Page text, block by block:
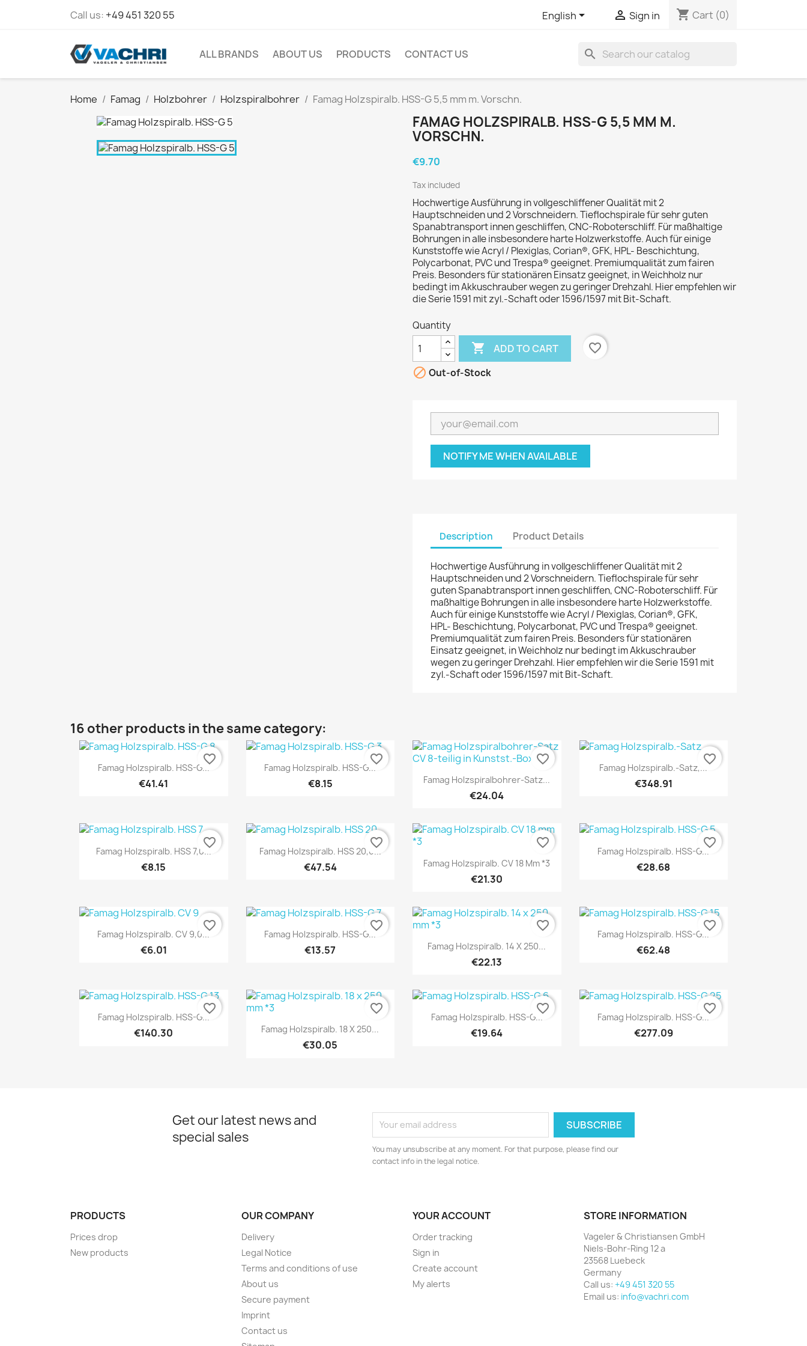
Call us: +49 451 320 55 English  Sign in shopping_cart Cart (0)
ALL BRANDS ABOUT US PRODUCTS CONTACT US search
Home Famag Holzbohrer Holzspiralbohrer Famag Holzspiralb. HSS-G 5,5 mm m. Vorschn.
FAMAG HOLZSPIRALB. HSS-G 5,5 MM M.
VORSCHN.
€9.70
Tax included
Hochwertige Ausführung in vollgeschliffener Qualität mit 2
Hauptschneiden und 2 Vorschneidern. Tieflochspirale für sehr guten
Spanabtransport innen geschliffen, CNC-Roboterschliff. Für maßhaltige
Bohrungen in alle insbesondere harte Holzwerkstoffe. Auch für einige
Kunststoffe wie Acryl / Plexiglas, Corian®, GFK, HPL- Beschichtung,
Polycarbonat, PVC und Trespa® geeignet. Premiumqualität zum fairen
Preis. Besonders für stationären Einsatz geeignet, in Weichholz nur
bedingt im Akkuschrauber wegen zu geringer Drehzahl. Hier empfehlen wir
die Serie 1591 mit zyl.-Schaft oder 1596/1597 mit Bit-Schaft.
Quantity
 ADD TO CART
favorite_border
 Out-of-Stock
NOTIFY ME WHEN AVAILABLE
Description Product Details
Hochwertige Ausführung in vollgeschliffener Qualität mit 2
Hauptschneiden und 2 Vorschneidern. Tieflochspirale für sehr
guten Spanabtransport innen geschliffen, CNC-Roboterschliff. Für
maßhaltige Bohrungen in alle insbesondere harte Holzwerkstoffe.
Auch für einige Kunststoffe wie Acryl / Plexiglas, Corian®, GFK,
HPL- Beschichtung, Polycarbonat, PVC und Trespa® geeignet.
Premiumqualität zum fairen Preis. Besonders für stationären
Einsatz geeignet, in Weichholz nur bedingt im Akkuschrauber
wegen zu geringer Drehzahl. Hier empfehlen wir die Serie 1591 mit
zyl.-Schaft oder 1596/1597 mit Bit-Schaft.
16 other products in the same category:
Quick view
Famag Holzspiralb. HSS-G...
€41.41
favorite_border Quick view
Famag Holzspiralb. HSS-G...
€8.15
favorite_border
Quick view
Famag Holzspiralbohrer-Satz...
€24.04
favorite_border Quick view
Famag Holzspiralb.-Satz,...
€348.91
favorite_border
Quick view
Famag Holzspiralb. HSS 7,0...
€8.15
favorite_border Quick view
Famag Holzspiralb. HSS 20,0...
€47.54
favorite_border
Quick view
Famag Holzspiralb. CV 18 Mm *3
€21.30
favorite_border Quick view
Famag Holzspiralb. HSS-G...
€28.68
favorite_border
Quick view
Famag Holzspiralb. CV 9,0...
€6.01
favorite_border Quick view
Famag Holzspiralb. HSS-G...
€13.57
favorite_border
Quick view
Famag Holzspiralb. 14 X 250...
€22.13
favorite_border Quick view
Famag Holzspiralb. HSS-G...
€62.48
favorite_border
Quick view
Famag Holzspiralb. HSS-G...
€140.30
favorite_border
Quick view
Famag Holzspiralb. 18 X 250...
€30.05
favorite_border Quick view
Famag Holzspiralb. HSS-G...
€19.64
favorite_border Quick view
Famag Holzspiralb. HSS-G...
€277.09
favorite_border
Get our latest news and
special sales
You may unsubscribe at any moment. For that purpose, please find our
contact info in the legal notice.
PRODUCTS
Prices drop
New products
OUR COMPANY
Delivery
Legal Notice
Terms and conditions of use
About us
Secure payment
Imprint
Contact us
YOUR ACCOUNT
Order tracking
Sign in
Create account
My alerts
STORE INFORMATION
Vageler & Christiansen GmbH
Niels-Bohr-Ring 12 a
23568 Luebeck
Germany
Call us: +49 451 320 55
Email us: info@vachri.com